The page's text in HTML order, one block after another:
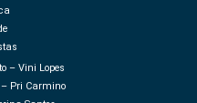
– Vini Lopes
Pri Carmino